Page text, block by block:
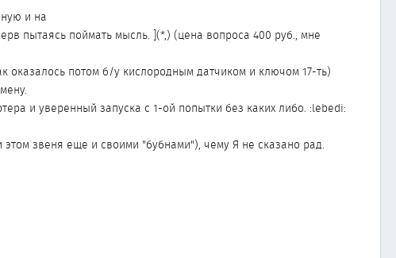
и на
пытаясь поймать мысль. ](*,) (цена вопроса 400 руб., мне
оказалось потом б/у кислородным датчиком и ключом 17-ть)
и уверенный запуска с 1-ой попытки без каких либо. :lebedi:
звеня еще и своими "бубнами"), чему Я не сказано рад.